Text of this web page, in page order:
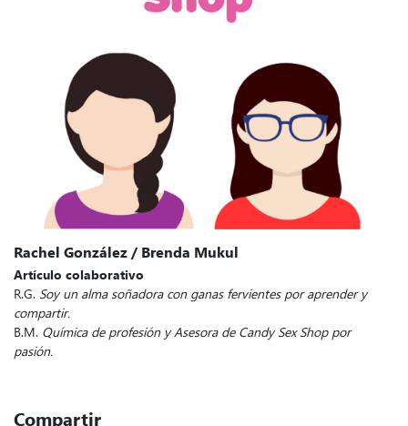
Rachel González / Brenda Mukul
Artículo colaborativo
R.G. Soy un alma soñadora con ganas fervientes por aprender y
compartir.
B.M. Química de profesión y Asesora de Candy Sex Shop por
pasión.
Compartir